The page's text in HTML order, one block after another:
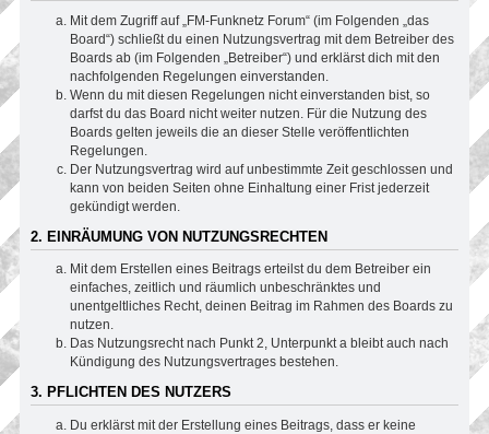
Mit dem Zugriff auf „FM-Funknetz Forum“ (im Folgenden „das
Board“) schließt du einen Nutzungsvertrag mit dem Betreiber des
Boards ab (im Folgenden „Betreiber“) und erklärst dich mit den
nachfolgenden Regelungen einverstanden.
Wenn du mit diesen Regelungen nicht einverstanden bist, so
darfst du das Board nicht weiter nutzen. Für die Nutzung des
Boards gelten jeweils die an dieser Stelle veröffentlichten
Regelungen.
Der Nutzungsvertrag wird auf unbestimmte Zeit geschlossen und
kann von beiden Seiten ohne Einhaltung einer Frist jederzeit
gekündigt werden.
2. EINRÄUMUNG VON NUTZUNGSRECHTEN
Mit dem Erstellen eines Beitrags erteilst du dem Betreiber ein
einfaches, zeitlich und räumlich unbeschränktes und
unentgeltliches Recht, deinen Beitrag im Rahmen des Boards zu
nutzen.
Das Nutzungsrecht nach Punkt 2, Unterpunkt a bleibt auch nach
Kündigung des Nutzungsvertrages bestehen.
3. PFLICHTEN DES NUTZERS
Du erklärst mit der Erstellung eines Beitrags, dass er keine